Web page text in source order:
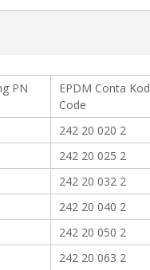
PN
EPDM Conta
Code
242 20 020 2
242 20 025 2
242 20 032 2
242 20 040 2
242 20 050 2
242 20 063 2